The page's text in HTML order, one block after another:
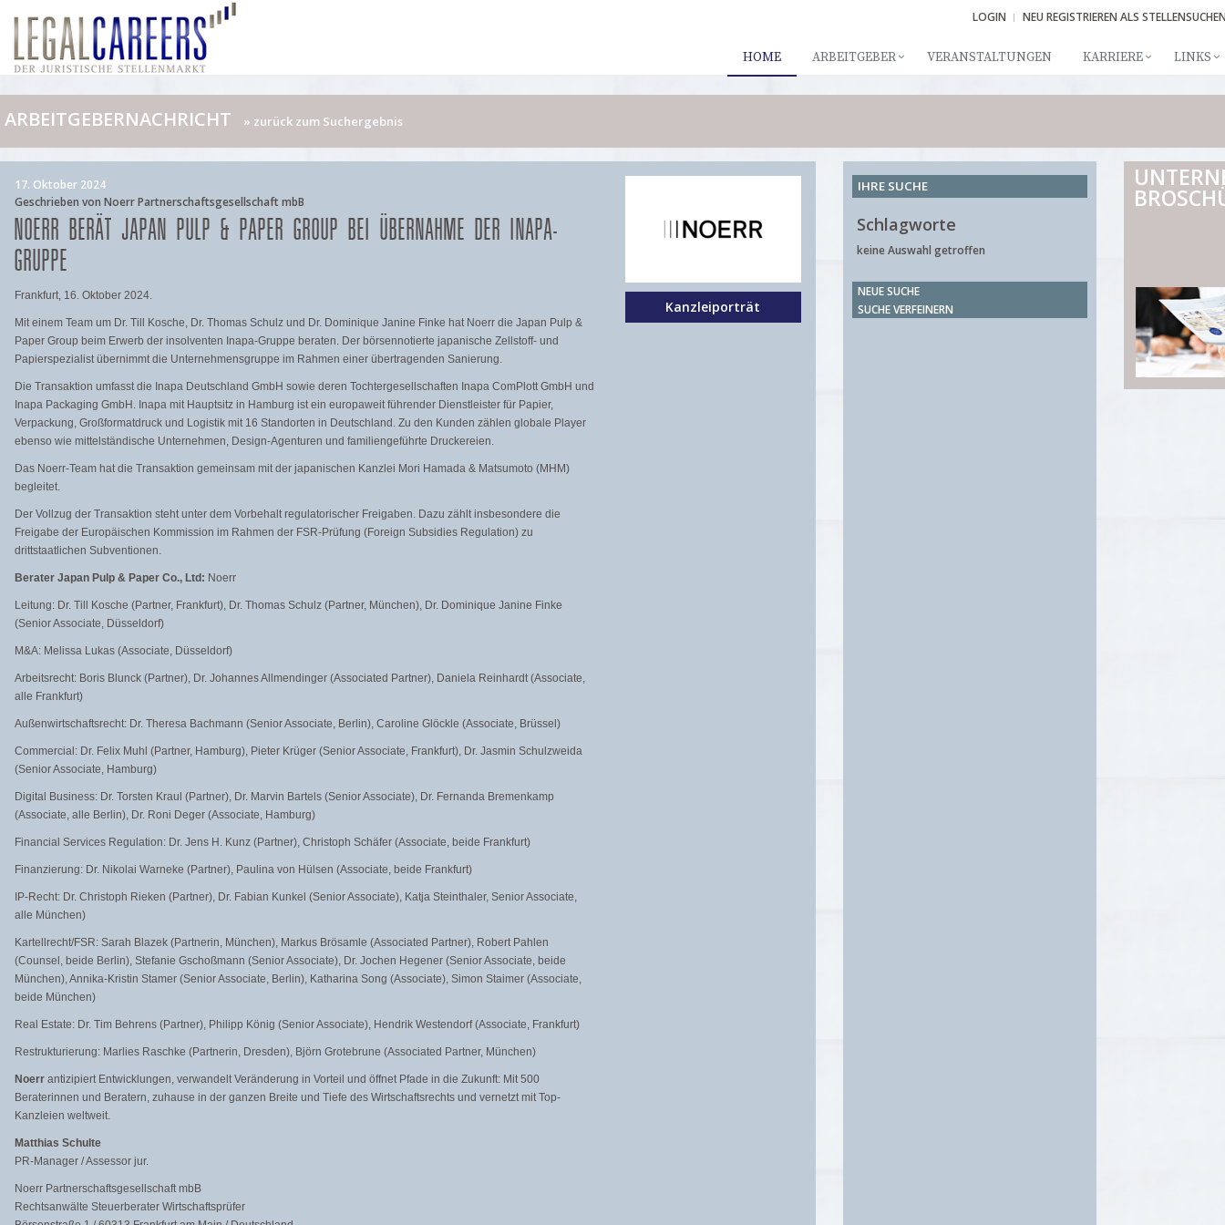
LOGIN NEU REGISTRIEREN ALS
HOME ARBEITGEBER VERANSTALTUNGEN KARRIERE LINKS
ARBEITGEBERNACHRICHT » zurück zum Suchergebnis
17. Oktober 2024
Geschrieben von Noerr Partnerschaftsgesellschaft mbB
NOERR BERÄT JAPAN PULP & PAPER GROUP BEI ÜBERNAHME DER INAPA-
GRUPPE
Frankfurt, 16. Oktober 2024.
Mit einem Team um Dr. Till Kosche, Dr. Thomas Schulz und Dr. Dominique Janine Finke hat Noerr die Japan Pulp &
Paper Group beim Erwerb der insolventen Inapa-Gruppe beraten. Der börsennotierte japanische Zellstoff- und
Papierspezialist übernimmt die Unternehmensgruppe im Rahmen einer übertragenden Sanierung.
Die Transaktion umfasst die Inapa Deutschland GmbH sowie deren Tochtergesellschaften Inapa ComPlott GmbH und
Inapa Packaging GmbH. Inapa mit Hauptsitz in Hamburg ist ein europaweit führender Dienstleister für Papier,
Verpackung, Großformatdruck und Logistik mit 16 Standorten in Deutschland. Zu den Kunden zählen globale Player
ebenso wie mittelständische Unternehmen, Design-Agenturen und familiengeführte Druckereien.
Das Noerr-Team hat die Transaktion gemeinsam mit der japanischen Kanzlei Mori Hamada & Matsumoto (MHM)
begleitet.
Der Vollzug der Transaktion steht unter dem Vorbehalt regulatorischer Freigaben. Dazu zählt insbesondere die
Freigabe der Europäischen Kommission im Rahmen der FSR-Prüfung (Foreign Subsidies Regulation) zu
drittstaatlichen Subventionen.
Berater Japan Pulp & Paper Co., Ltd: Noerr
Leitung: Dr. Till Kosche (Partner, Frankfurt), Dr. Thomas Schulz (Partner, München), Dr. Dominique Janine Finke
(Senior Associate, Düsseldorf)
M&A: Melissa Lukas (Associate, Düsseldorf)
Arbeitsrecht: Boris Blunck (Partner), Dr. Johannes Allmendinger (Associated Partner), Daniela Reinhardt (Associate,
alle Frankfurt)
Außenwirtschaftsrecht: Dr. Theresa Bachmann (Senior Associate, Berlin), Caroline Glöckle (Associate, Brüssel)
Commercial: Dr. Felix Muhl (Partner, Hamburg), Pieter Krüger (Senior Associate, Frankfurt), Dr. Jasmin Schulzweida
(Senior Associate, Hamburg)
Digital Business: Dr. Torsten Kraul (Partner), Dr. Marvin Bartels (Senior Associate), Dr. Fernanda Bremenkamp
(Associate, alle Berlin), Dr. Roni Deger (Associate, Hamburg)
Financial Services Regulation: Dr. Jens H. Kunz (Partner), Christoph Schäfer (Associate, beide Frankfurt)
Finanzierung: Dr. Nikolai Warneke (Partner), Paulina von Hülsen (Associate, beide Frankfurt)
IP-Recht: Dr. Christoph Rieken (Partner), Dr. Fabian Kunkel (Senior Associate), Katja Steinthaler, Senior Associate,
alle München)
Kartellrecht/FSR: Sarah Blazek (Partnerin, München), Markus Brösamle (Associated Partner), Robert Pahlen
(Counsel, beide Berlin), Stefanie Gschoßmann (Senior Associate), Dr. Jochen Hegener (Senior Associate, beide
München), Annika-Kristin Stamer (Senior Associate, Berlin), Katharina Song (Associate), Simon Staimer (Associate,
beide München)
Real Estate: Dr. Tim Behrens (Partner), Philipp König (Senior Associate), Hendrik Westendorf (Associate, Frankfurt)
Restrukturierung: Marlies Raschke (Partnerin, Dresden), Björn Grotebrune (Associated Partner, München)
Noerr antizipiert Entwicklungen, verwandelt Veränderung in Vorteil und öffnet Pfade in die Zukunft: Mit 500
Beraterinnen und Beratern, zuhause in der ganzen Breite und Tiefe des Wirtschaftsrechts und vernetzt mit Top-
Kanzleien weltweit.
Matthias Schulte
PR-Manager / Assessor jur.
Noerr Partnerschaftsgesellschaft mbB
Rechtsanwälte Steuerberater Wirtschaftsprüfer
Kanzleiporträt
IHRE SUCHE
Schlagworte
keine Auswahl getroffen
NEUE SUCHE
SUCHE VERFEINERN